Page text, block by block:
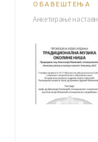
ОБАВЕШТЕЊА